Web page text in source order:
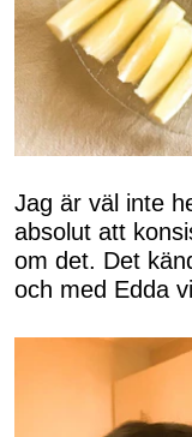
Jag är väl inte
absolut att
om det. Det
och med Edda